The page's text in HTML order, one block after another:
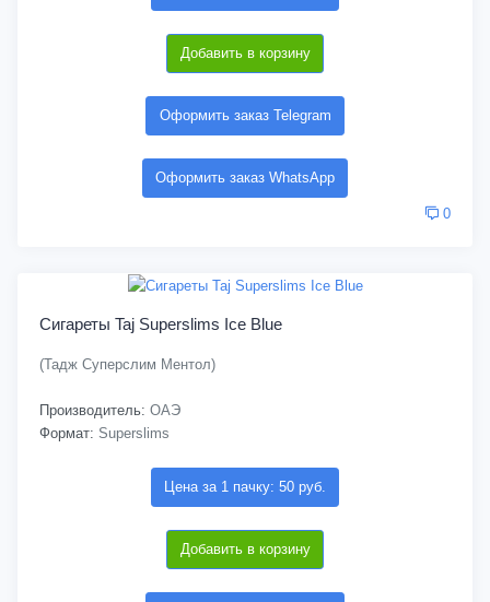
Добавить в корзину
Оформить заказ Telegram
Оформить заказ WhatsApp
0
Сигареты Taj Superslims Ice Blue
(Тадж Суперслим Ментол)
Производитель: ОАЭ
Формат: Superslims
Цена за 1 пачку: 50 руб.
Добавить в корзину